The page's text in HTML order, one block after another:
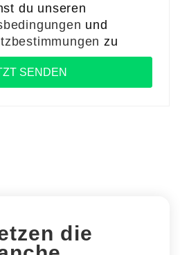
du unseren
und
zu
die